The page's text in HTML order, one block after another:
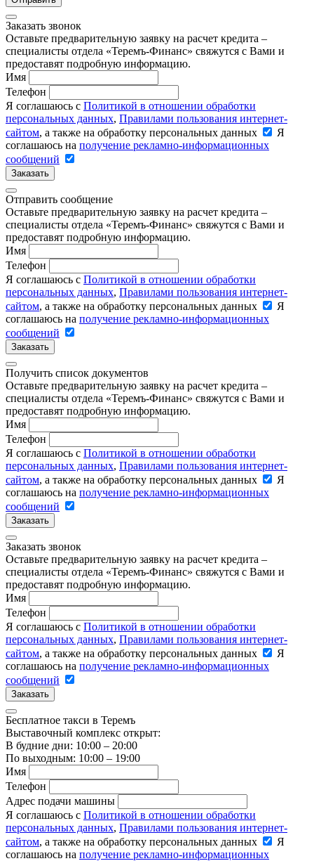
Заказать звонок
Оставьте предварительную заявку на расчет кредита –
специалисты отдела «Теремъ-Финанс» свяжутся с Вами и
предоставят подробную информацию.
Имя
Телефон
Я соглашаюсь с Политикой в отношении обработки
персональных данных, Правилами пользования интернет-
сайтом, а также на обработку персональных данных
Я
соглашаюсь на получение рекламно-информационных
сообщений
Заказать
Отправить сообщение
Оставьте предварительную заявку на расчет кредита –
специалисты отдела «Теремъ-Финанс» свяжутся с Вами и
предоставят подробную информацию.
Имя
Телефон
Я соглашаюсь с Политикой в отношении обработки
персональных данных, Правилами пользования интернет-
сайтом, а также на обработку персональных данных
Я
соглашаюсь на получение рекламно-информационных
сообщений
Заказать
Получить список документов
Оставьте предварительную заявку на расчет кредита –
специалисты отдела «Теремъ-Финанс» свяжутся с Вами и
предоставят подробную информацию.
Имя
Телефон
Я соглашаюсь с Политикой в отношении обработки
персональных данных, Правилами пользования интернет-
сайтом, а также на обработку персональных данных
Я
соглашаюсь на получение рекламно-информационных
сообщений
Заказать
Заказать звонок
Оставьте предварительную заявку на расчет кредита –
специалисты отдела «Теремъ-Финанс» свяжутся с Вами и
предоставят подробную информацию.
Имя
Телефон
Я соглашаюсь с Политикой в отношении обработки
персональных данных, Правилами пользования интернет-
сайтом, а также на обработку персональных данных
Я
соглашаюсь на получение рекламно-информационных
сообщений
Заказать
Бесплатное такси в Теремъ
Выставочный комплекс открыт:
В будние дни: 10:00 – 20:00
По выходным: 10:00 – 19:00
Имя
Телефон
Адрес подачи машины
Я соглашаюсь с Политикой в отношении обработки
персональных данных, Правилами пользования интернет-
сайтом, а также на обработку персональных данных
Я
соглашаюсь на получение рекламно-информационных